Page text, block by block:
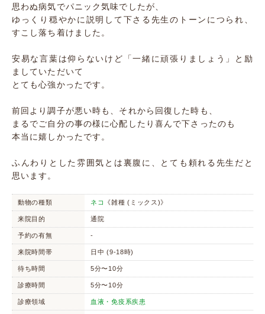
思わぬ病気でパニック気味でしたが、
ゆっくり穏やかに説明して下さる先生のトーンにつられ、
すこし落ち着けました。
安易な言葉は仰らないけど「一緒に頑張りましょう」と励
ましていただいて
とても心強かったです。
前回より調子が悪い時も、それから回復した時も、
まるでご自分の事の様に心配したり喜んで下さったのも
本当に嬉しかったです。
ふんわりとした雰囲気とは裏腹に、とても頼れる先生だと
思います。
動物の種類 ネコ 《雑種 (ミックス)》
来院目的 通院
予約の有無 -
来院時間帯 日中 (9-18時)
待ち時間 5分〜10分
診療時間 5分〜10分
診療領域 血液・免疫系疾患